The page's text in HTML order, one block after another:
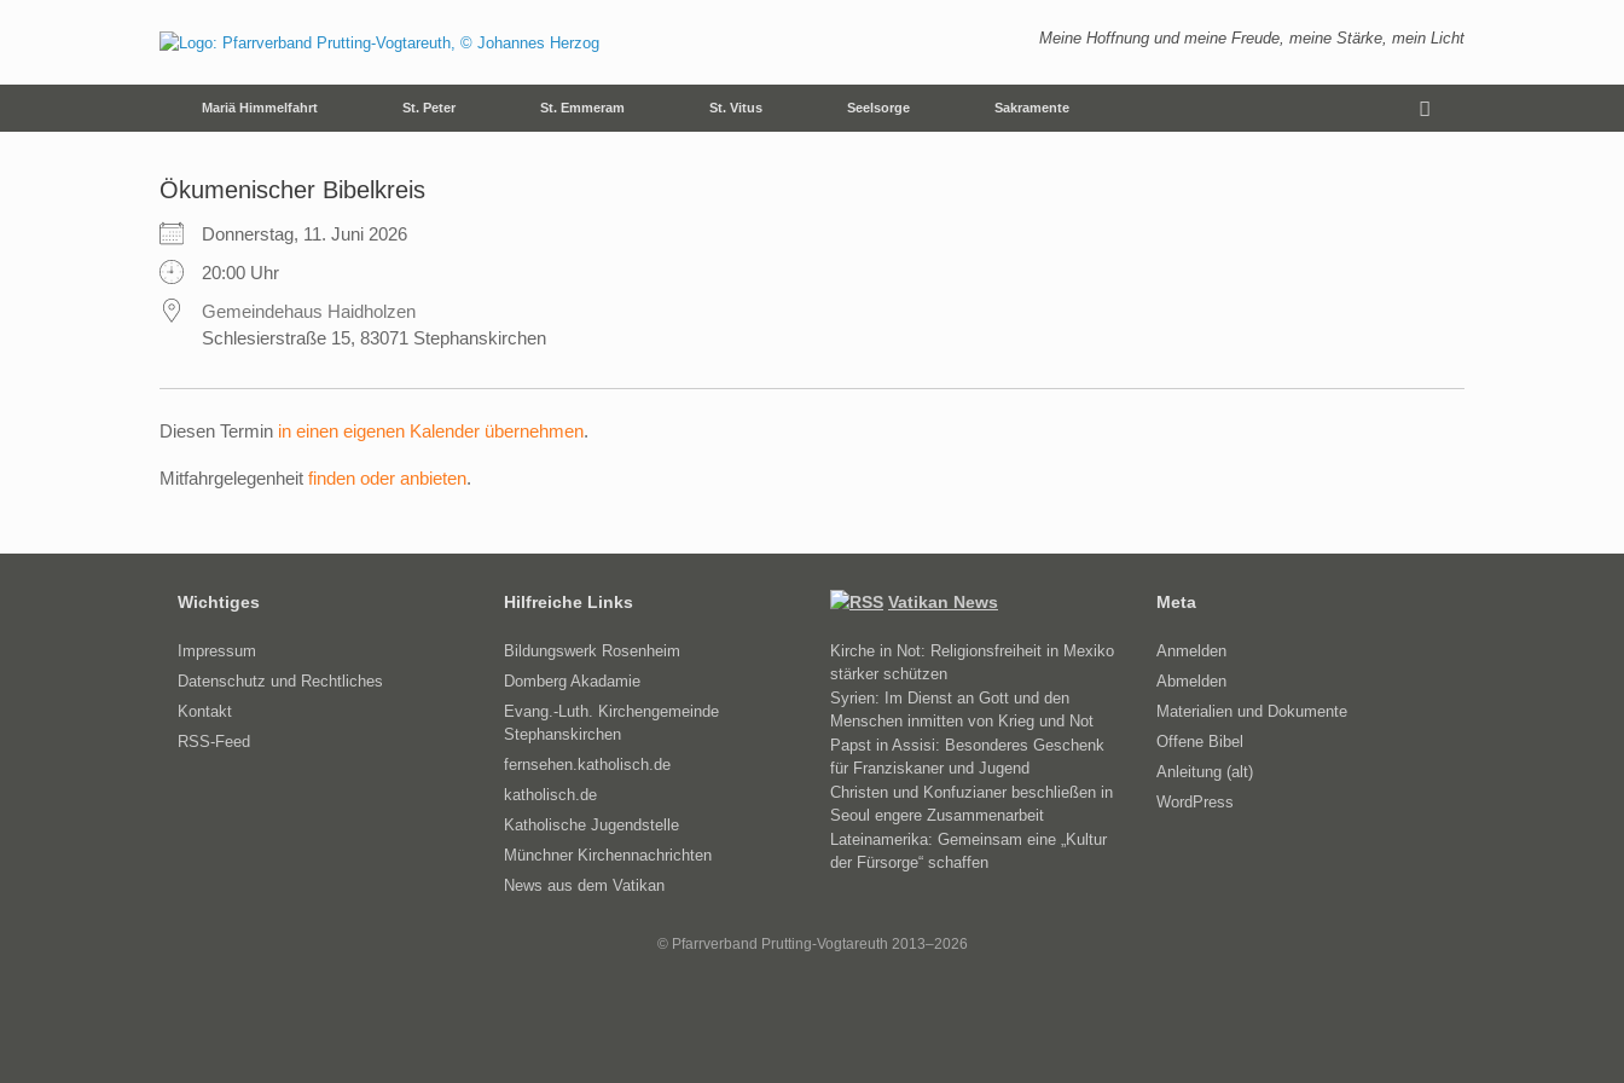
Meine Hoffnung und meine Freude, meine Stärke, mein Licht
Mariä Himmelfahrt St. Peter St. Emmeram St. Vitus Seelsorge Sakramente
Ökumenischer Bibelkreis
Donnerstag, 11. Juni 2026
20:00 Uhr
Gemeindehaus Haidholzen
Schlesierstraße 15, 83071 Stephanskirchen
Diesen Termin in einen eigenen Kalender übernehmen.
Mitfahrgelegenheit finden oder anbieten.
Wichtiges
Impressum
Datenschutz und Rechtliches
Kontakt
RSS-Feed
Hilfreiche Links
Bildungswerk Rosenheim
Domberg Akadamie
Evang.-Luth. Kirchengemeinde
Stephanskirchen
fernsehen.katholisch.de
katholisch.de
Katholische Jugendstelle
Münchner Kirchennachrichten
News aus dem Vatikan
Vatikan News
Kirche in Not: Religionsfreiheit in Mexiko
stärker schützen
Syrien: Im Dienst an Gott und den
Menschen inmitten von Krieg und Not
Papst in Assisi: Besonderes Geschenk
für Franziskaner und Jugend
Christen und Konfuzianer beschließen in
Seoul engere Zusammenarbeit
Lateinamerika: Gemeinsam eine „Kultur
der Fürsorge“ schaffen
Meta
Anmelden
Abmelden
Materialien und Dokumente
Offene Bibel
Anleitung (alt)
WordPress
© Pfarrverband Prutting-Vogtareuth 2013–2026